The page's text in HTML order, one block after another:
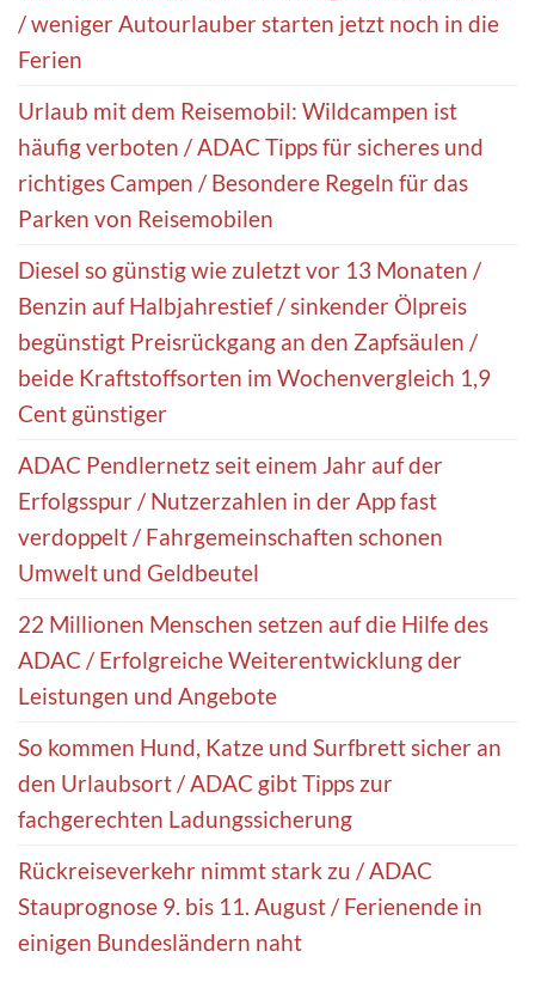
/ weniger Autourlauber starten jetzt noch in die
Ferien
Urlaub mit dem Reisemobil: Wildcampen ist
häufig verboten / ADAC Tipps für sicheres und
richtiges Campen / Besondere Regeln für das
Parken von Reisemobilen
Diesel so günstig wie zuletzt vor 13 Monaten /
Benzin auf Halbjahrestief / sinkender Ölpreis
begünstigt Preisrückgang an den Zapfsäulen /
beide Kraftstoffsorten im Wochenvergleich 1,9
Cent günstiger
ADAC Pendlernetz seit einem Jahr auf der
Erfolgsspur / Nutzerzahlen in der App fast
verdoppelt / Fahrgemeinschaften schonen
Umwelt und Geldbeutel
22 Millionen Menschen setzen auf die Hilfe des
ADAC / Erfolgreiche Weiterentwicklung der
Leistungen und Angebote
So kommen Hund, Katze und Surfbrett sicher an
den Urlaubsort / ADAC gibt Tipps zur
fachgerechten Ladungssicherung
Rückreiseverkehr nimmt stark zu / ADAC
Stauprognose 9. bis 11. August / Ferienende in
einigen Bundesländern naht